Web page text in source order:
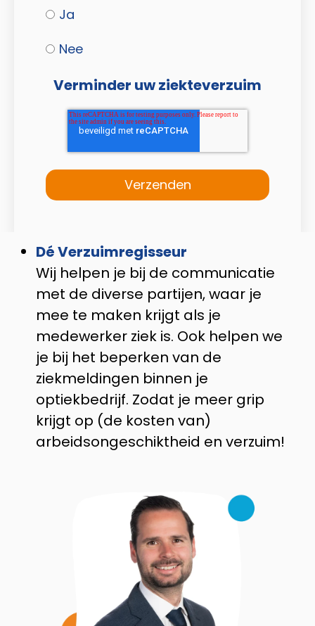
Ja
Nee
Verminder uw ziekteverzuim
Dé Verzuimregisseur
Wij helpen je bij de communicatie
met de diverse partijen, waar je
mee te maken krijgt als je
medewerker ziek is. Ook helpen we
je bij het beperken van de
ziekmeldingen binnen je
optiekbedrijf. Zodat je meer grip
krijgt op (de kosten van)
arbeidsongeschiktheid en verzuim!